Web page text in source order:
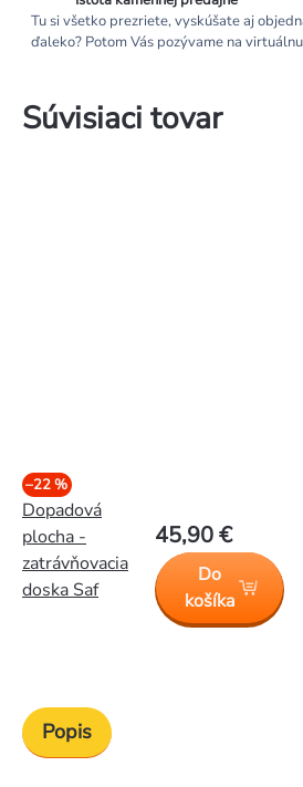
Tu si všetko prezriete, vyskúšate aj
ďaleko? Potom Vás pozývame na
Súvisiaci tovar
–22 %
Dopadová
plocha -
zatrávňovacia
doska Saf
45,90 €
Do
košíka
Popis